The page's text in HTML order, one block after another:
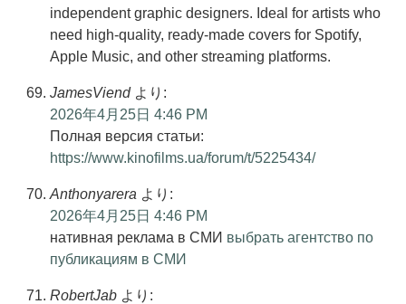
independent graphic designers. Ideal for artists who
need high-quality, ready-made covers for Spotify,
Apple Music, and other streaming platforms.
JamesViend より:
2026年4月25日 4:46 PM
Полная версия статьи:
https://www.kinofilms.ua/forum/t/5225434/
Anthonyarera より:
2026年4月25日 4:46 PM
нативная реклама в СМИ выбрать агентство по
публикациям в СМИ
RobertJab より: